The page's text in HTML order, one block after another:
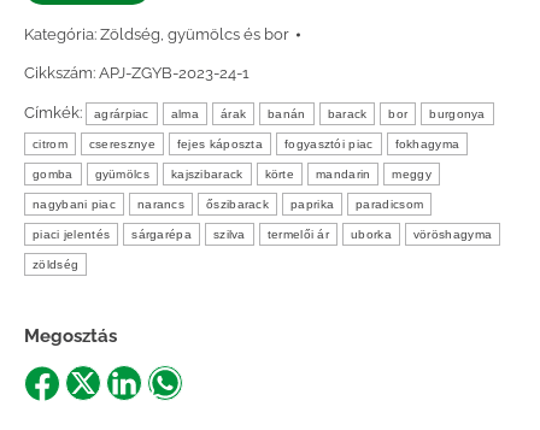
Kategória: Zöldség, gyümölcs és bor
Cikkszám: APJ-ZGYB-2023-24-1
Címkék: agrárpiac alma árak banán barack bor burgonya
citrom cseresznye fejes káposzta fogyasztói piac fokhagyma
gomba gyümölcs kajszibarack körte mandarin meggy
nagybani piac narancs őszibarack paprika paradicsom
piaci jelentés sárgarépa szilva termelői ár uborka vöröshagyma
zöldség
Megosztás
ShareShareShareShare